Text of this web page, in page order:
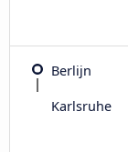
Berlijn
Karlsruhe